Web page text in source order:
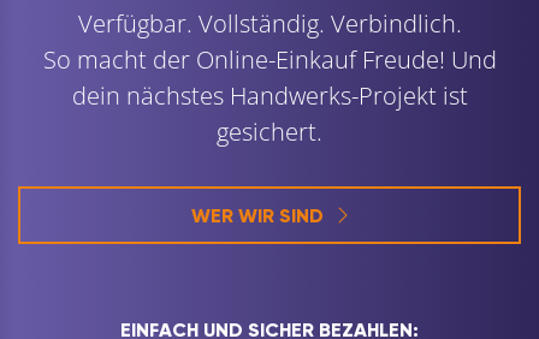
Verfügbar. Vollständig. Verbindlich.
So macht der Online-Einkauf Freude! Und
dein nächstes Handwerks-Projekt ist
gesichert.
WER WIR SIND
EINFACH UND SICHER BEZAHLEN: